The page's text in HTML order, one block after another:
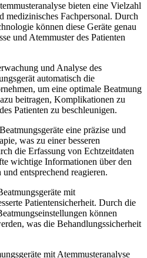
bieten eine Vielzahl
medizinisches Fachpersonal. Durch
können diese Geräte genau
und Atemmuster des Patienten
und Analyse des
automatisch die
um eine optimale Beatmung
beitragen, Komplikationen zu
Patienten zu beschleunigen.
eine präzise und
was zu einer besseren
die Erfassung von Echtzeitdaten
wichtige Informationen über den
entsprechend reagieren.
mit
Patientensicherheit. Durch die
können
was die Behandlungssicherheit
mit Atemmusteranalyse